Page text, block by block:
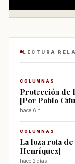
LECTURA
COLUMNAS
Protección de
[Por Pablo
hace 6 h
COLUMNAS
La loza rota
Henríquez]
hace 2 días